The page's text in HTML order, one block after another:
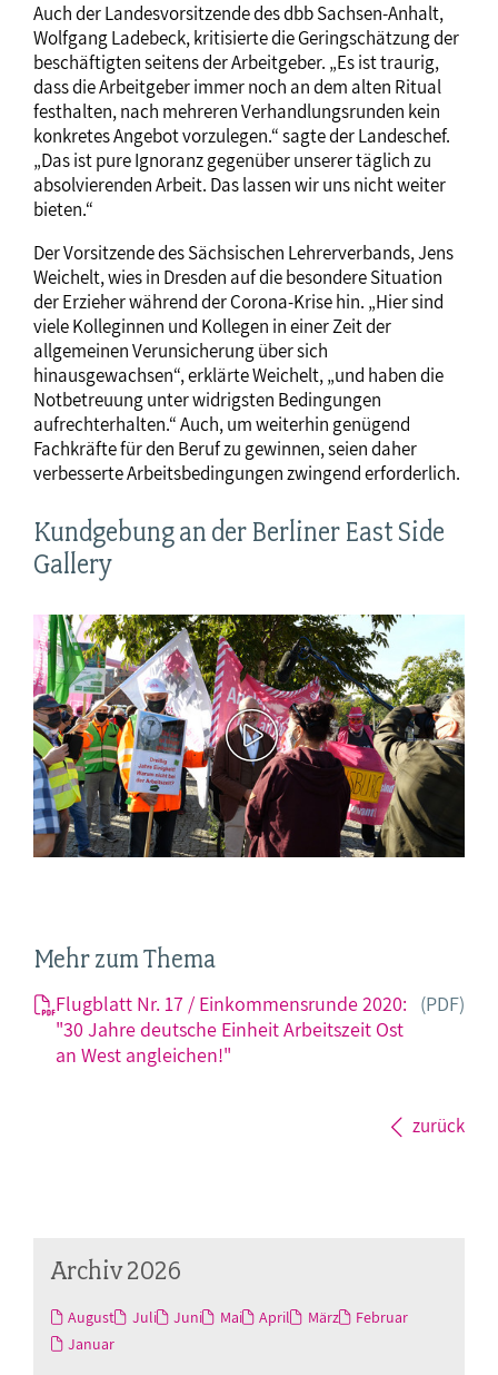
Auch der Landesvorsitzende des dbb Sachsen-Anhalt,
Wolfgang Ladebeck, kritisierte die Geringschätzung der
beschäftigten seitens der Arbeitgeber. „Es ist traurig,
dass die Arbeitgeber immer noch an dem alten Ritual
festhalten, nach mehreren Verhandlungsrunden kein
konkretes Angebot vorzulegen.“ sagte der Landeschef.
„Das ist pure Ignoranz gegenüber unserer täglich zu
absolvierenden Arbeit. Das lassen wir uns nicht weiter
bieten.“
Der Vorsitzende des Sächsischen Lehrerverbands, Jens
Weichelt, wies in Dresden auf die besondere Situation
der Erzieher während der Corona-Krise hin. „Hier sind
viele Kolleginnen und Kollegen in einer Zeit der
allgemeinen Verunsicherung über sich
hinausgewachsen“, erklärte Weichelt, „und haben die
Notbetreuung unter widrigsten Bedingungen
aufrechterhalten.“ Auch, um weiterhin genügend
Fachkräfte für den Beruf zu gewinnen, seien daher
verbesserte Arbeitsbedingungen zwingend erforderlich.
Kundgebung an der Berliner East Side
Gallery
Mehr zum Thema
Flugblatt Nr. 17 / Einkommensrunde 2020:
"30 Jahre deutsche Einheit Arbeitszeit Ost
an West angleichen!"
(PDF)
zurück
Archiv 2026
August Juli Juni Mai April März
Februar
Januar